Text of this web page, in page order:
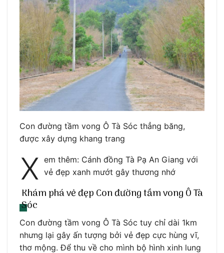
Con đường tầm vong Ô Tà Sóc thẳng băng,
được xây dựng khang trang
X em thêm: Cánh đồng Tà Pạ An Giang với
vẻ đẹp xanh mướt gây thương nhớ
Khám phá vẻ đẹp Con đường tầm vong Ô Tà
Sóc
Con đường tầm vong Ô Tà Sóc tuy chỉ dài 1km
nhưng lại gây ấn tượng bởi vẻ đẹp cực hùng vĩ,
thơ mộng. Để thu về cho mình bộ hình xinh lung